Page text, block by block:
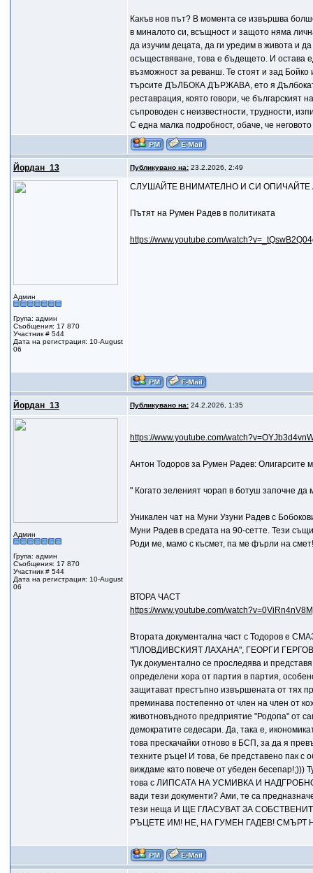
Какъв нов път? В момента се извършва
в миналото си, всъщност и защото няма
да изучим децата, да ги уредим в живота и
осъществяване, това е бъдещето. И остава
възможност за реванш. Те стоят и зад
търсите ДЪЛБОКА ДЪРЖАВА, ето я
реставрация, която говори, че
съпроводен с неизвестности, трудности,
С една малка подробност, обаче, че
Йордан_13 Публикувано на:23.2.2026, 2:49
Админ
Група: админ
Съобщения: 17 870
Участник # 544
Дата на регистрация: 10-August
06
СЛУШАЙТЕ ВНИМАТЕЛНО И СИ ОПИЧАЙТЕ
Пътят на Румен Радев в политиката
https://www.youtube.com/
Йордан_13 Публикувано на:24.2.2026, 1:35
Админ
Група: админ
Съобщения: 17 870
Участник # 544
Дата на регистрация: 10-August
06
https://www.youtube.com/
Антон Тодоров за Румен Радев: Олигарсите
" Когато зеленият чорап в ботуш започне да
Уникален чат на Муни Узуни Радев с
Муни Радев в средата на 90-сетте. Тези
Роди ме, мамо с късмет, па ме фърли на
ВТОРА ЧАСТ
https://www.youtube.com/
Втората документална част с Тодоров
"ПЛОВДИВСКИЯТ ЛАХАНА", ГЕОРГИ
Тук документално се проследява и
определени хора от партия в партия,
защитават престъпно извършената от тях
преминава постепенно от член на член от
животновъдното предприятие "Родопа" от
демократите седесари. Да, така е,
това прескачайки отново в БСП, за да я
техните ръце! И това, бе представено пак с
виждаме като повече от убеден бесепар!;)))
това с ЛИПСАТА НА УСМИВКА И
вади тези документи? Ами, те са
тези неща И ЩЕ ГЛАСУВАТ ЗА
РЪЦЕТЕ ИМ! НЕ, НА ГУМЕН ГАДЕВ!